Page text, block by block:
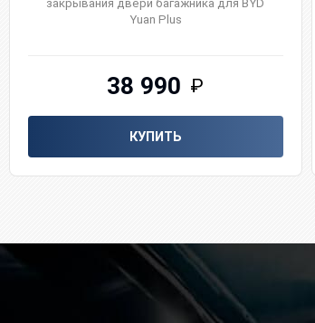
закрывания двери багажника для BYD
Yuan Plus
38 990 ₽
КУПИТЬ